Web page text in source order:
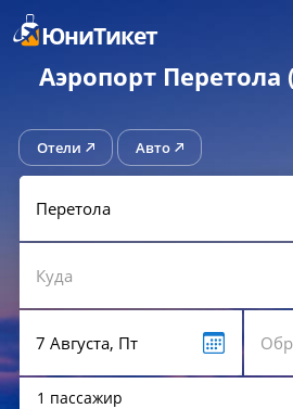
ЮниТикет
Аэропорт
Отели Авто
1 пассажир